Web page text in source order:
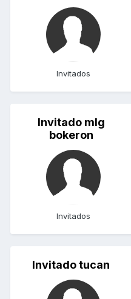
Invitados
Invitado mlg
bokeron
Invitados
Invitado tucan